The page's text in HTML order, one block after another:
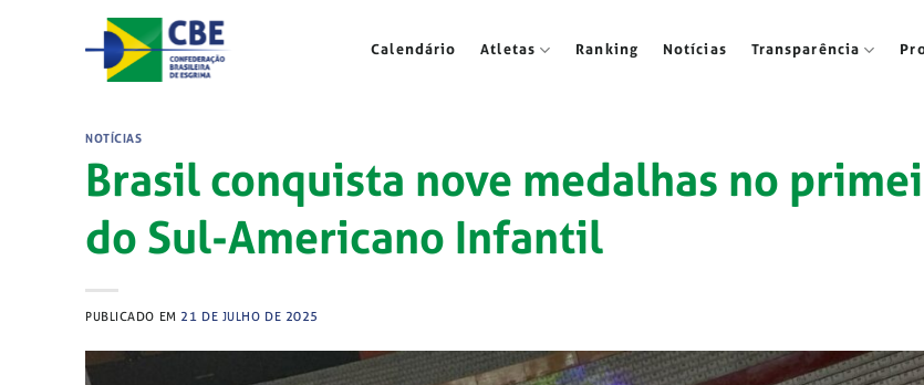
Calendário Atletas Ranking Notícias Transparência
NOTÍCIAS
Brasil conquista nove medalhas no
do Sul-Americano Infantil
PUBLICADO EM 21 DE JULHO DE 2025